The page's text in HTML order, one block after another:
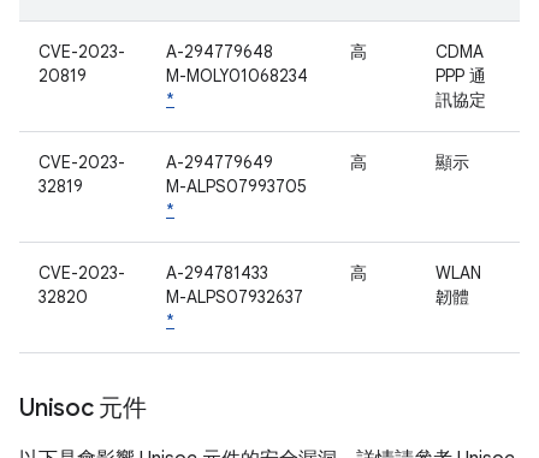
CVE-2023-
20819
A-294779648
M-MOLY01068234
*
高
CDMA
PPP 通
訊協定
CVE-2023-
32819
A-294779649
M-ALPS07993705
*
高 顯示
CVE-2023-
32820
A-294781433
M-ALPS07932637
*
高
WLAN
韌體
Unisoc 元件